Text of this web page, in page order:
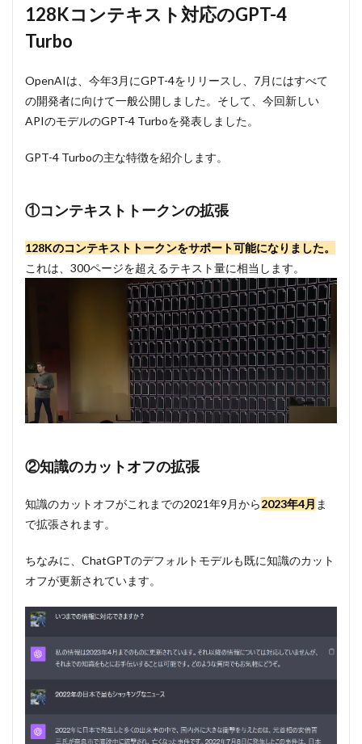
テキ
スト
対応
の
4
Turbo
1.1
ンテ
キス
ンの
1.2
②知
識の
③Function
ップデート
mode
現性のある
応答とlog
1.6
GPT-
Turbo
もア
ップ
デー
ト
2
マル
チモ
ーダ
128Kコンテキスト対応のGPT-4
Turbo
OpenAIは、今年3月にGPT-4をリリースし、7月にはすべて
の開発者に向けて一般公開しました。そして、今回新しい
APIのモデルのGPT-4 Turboを発表しました。
GPT-4 Turboの主な特徴を紹介します。
①コンテキストトークンの拡張
128Kのコンテキストトークンをサポート可能になりました。
これは、300ページを超えるテキスト量に相当します。
②知識のカットオフの拡張
知識のカットオフがこれまでの2021年9月から2023年4月 ま
で拡張されます。
ちなみに、ChatGPTのデフォルトモデルも既に知識のカット
オフが更新されています。